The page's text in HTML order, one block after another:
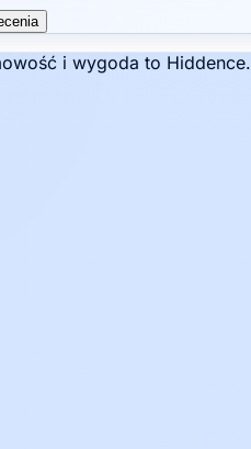
i wygoda to Hiddence.